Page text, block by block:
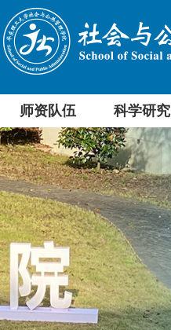
师资队伍 科学研究